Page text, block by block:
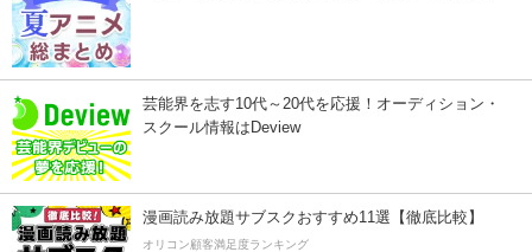
芸能界を志す10代～20代を応援！オーディション・
スクール情報はDeview
漫画読み放題サブスクおすすめ11選【徹底比較】
オリコン顧客満足度ランキング